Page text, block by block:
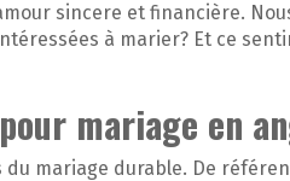
sincere et financière.
à marier? Et ce
mariage en
mariage durable. De